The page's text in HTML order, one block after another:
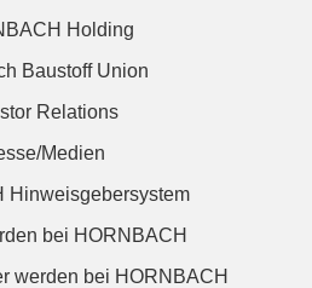
Holding
Baustoff Union
Relations
Medien
Hinweisgebersystem
bei HORNBACH
werden bei HORNBACH